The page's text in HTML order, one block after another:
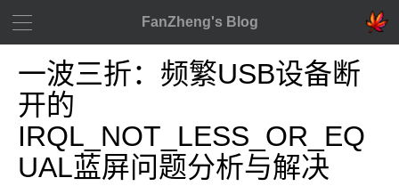
FanZheng's Blog
一波三折：频繁USB设备断
开的
IRQL_NOT_LESS_OR_EQ
UAL蓝屏问题分析与解决